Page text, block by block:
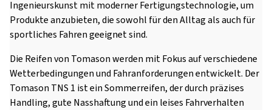
Ingenieurskunst mit moderner Fertigungstechnologie, um
Produkte anzubieten, die sowohl für den Alltag als auch für
sportliches Fahren geeignet sind.
Die Reifen von Tomason werden mit Fokus auf verschiedene
Wetterbedingungen und Fahranforderungen entwickelt. Der
Tomason TNS 1 ist ein Sommerreifen, der durch präzises
Handling, gute Nasshaftung und ein leises Fahrverhalten